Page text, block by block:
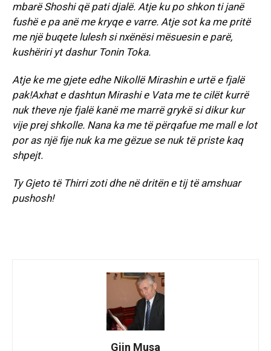
mbarë Shoshi që pati djalë. Atje ku po shkon ti janë
fushë e pa anë me kryqe e varre. Atje sot ka me pritë
me një buqete lulesh si nxënësi mësuesin e parë,
kushëriri yt dashur Tonin Toka.
Atje ke me gjete edhe Nikollë Mirashin e urtë e fjalë
pak!Axhat e dashtun Mirashi e Vata me te cilët kurrë
nuk theve nje fjalë kanë me marrë grykë si dikur kur
vije prej shkolle. Nana ka me të përqafue me mall e lot
por as një fije nuk ka me gëzue se nuk të priste kaq
shpejt.
Ty Gjeto të Thirri zoti dhe në dritën e tij të amshuar
pushosh!
Gjin Musa